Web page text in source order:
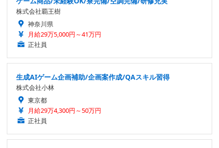
株式会社覇王樹
神奈川県
月給29万5,000円～41万円
正社員
生成AIゲーム企画補助/企画案作成/QAスキル習得
株式会社小林
東京都
月給29万4,300円～50万円
正社員